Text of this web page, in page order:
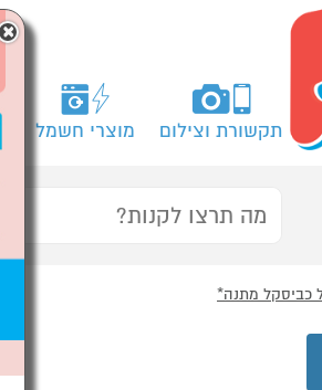
תקשורת וצילום מוצרי חשמל
כביסקל מתנה*
×